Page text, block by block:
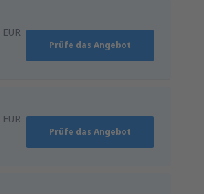
EUR
Prüfe das Angebot
EUR
Prüfe das Angebot